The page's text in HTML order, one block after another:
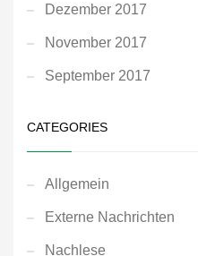
Dezember 2017
November 2017
September 2017
CATEGORIES
Allgemein
Externe Nachrichten
Nachlese